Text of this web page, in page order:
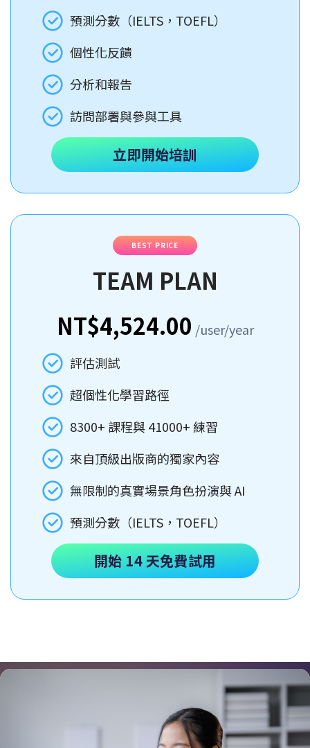
預測分數（IELTS，TOEFL）
個性化反饋
分析和報告
訪問部署與參與工具
立即開始培訓
BEST PRICE
TEAM PLAN
NT$4,524.00 /user/year
評估測試
超個性化學習路徑
8300+ 課程與 41000+ 練習
來自頂級出版商的獨家內容
無限制的真實場景角色扮演與 AI
預測分數（IELTS，TOEFL）
開始 14 天免費試用